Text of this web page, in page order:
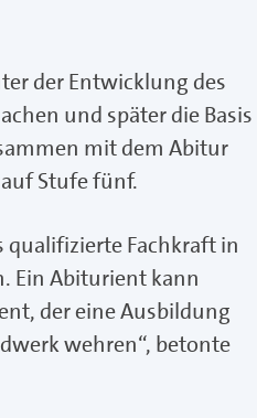
der Entwicklung des
und später die Basis
mit dem Abitur
Stufe fünf.
qualifizierte Fachkraft in
Ein Abiturient kann
der eine Ausbildung
wehren“, betonte